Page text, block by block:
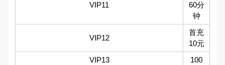
VIP11
60分
钟
VIP12
首充
10元
VIP13
100